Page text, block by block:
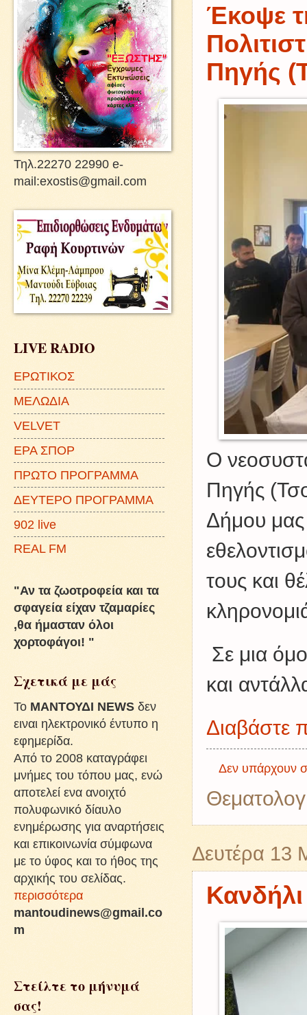
Έκοψε
Πηγής
Ο
Πηγής
Δήμου μας
τους και
Σε μια
και
Διαβάστε
Δεν υπάρχουν
Δευτέρα 13
Τηλ.22270 22990 e-
mail:exostis@gmail.com
LIVE RADIO
ΕΡΩΤΙΚΟΣ
ΜΕΛΩΔΙΑ
VELVET
ΕΡΑ ΣΠΟΡ
ΠΡΩΤΟ ΠΡΟΓΡΑΜΜΑ
ΔΕΥΤΕΡΟ ΠΡΟΓΡΑΜΜΑ
902 live
REAL FM
"Αν τα ζωοτροφεία και τα
σφαγεία είχαν τζαμαρίες
,θα ήμασταν όλοι
χορτοφάγοι! "
Σχετικά με μάς
To ΜΑΝΤΟΥΔΙ NEWS δεν
ειναι ηλεκτρονικό έντυπο η
εφημερίδα.
Από το 2008 καταγράφει
μνήμες του τόπου μας, ενώ
αποτελεί ενα ανοιχτό
πολυφωνικό δίαυλο
ενημέρωσης για αναρτήσεις
και επικοινωνία σύμφωνα
με το ύφος και το ήθος της
αρχικής του σελίδας.
περισσότερα
mantoudinews@gmail.co
m
Στείλτε το μήνυμά
σας!